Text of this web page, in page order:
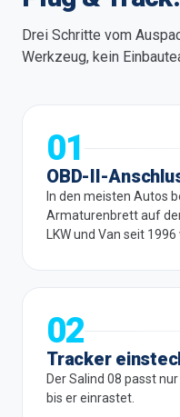
Drei Schritte vom
Werkzeug, kein
01
OBD-II-
In den meisten Autos
Armaturenbrett auf
LKW und Van seit
02
Tracker
Der Salind 08 passt
bis er einrastet.